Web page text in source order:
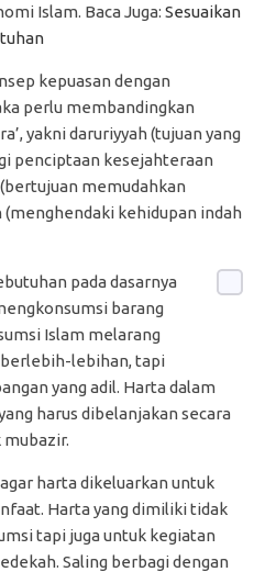
Islam. Baca Juga: Sesuaikan
kepuasan dengan
perlu membandingkan
yakni daruriyyah (tujuan yang
penciptaan kesejahteraan
memudahkan
(menghendaki kehidupan indah
pada dasarnya
barang
Islam melarang
berlebih-lebihan, tapi
yang adil. Harta dalam
harus dibelanjakan secara
mubazir.
harta dikeluarkan untuk
Harta yang dimiliki tidak
tapi juga untuk kegiatan
Saling berbagi dengan